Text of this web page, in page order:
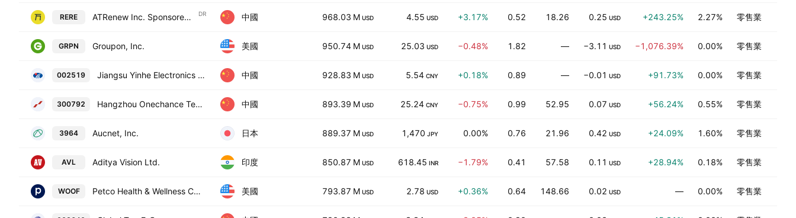
RERE ATRenew Inc. Sponsored ADR DR 中國 968.03 M USD 4.55 USD +3.17% 0.52 18.26 0.25 USD +243.25% 2.27% 零售業
GRPN Groupon, Inc. 美國 950.74 M USD 25.03 USD −0.48% 1.82 — −3.11 USD −1,076.39% 0.00% 零售業
002519 Jiangsu Yinhe Electronics Co., Ltd. Class A 中國 928.83 M USD 5.54 CNY +0.18% 0.89 — −0.01 USD +91.73% 0.00% 零售業
300792 Hangzhou Onechance Tech Crop. Class A 中國 893.39 M USD 25.24 CNY −0.75% 0.99 52.95 0.07 USD +56.24% 0.55% 零售業
3964 Aucnet, Inc. 日本 889.37 M USD 1,470 JPY 0.00% 0.76 21.96 0.42 USD +24.09% 1.60% 零售業
AVL Aditya Vision Ltd. 印度 850.87 M USD 618.45 INR −1.79% 0.41 57.58 0.11 USD +28.94% 0.18% 零售業
WOOF Petco Health & Wellness Company, Inc. Class A 美國 793.87 M USD 2.78 USD +0.36% 0.64 148.66 0.02 USD — 0.00% 零售業